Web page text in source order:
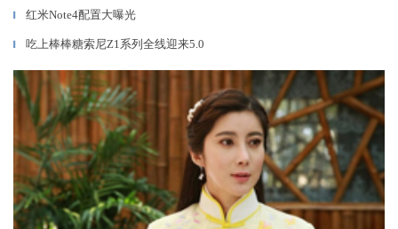
▎ 红米Note4配置大曝光
▎ 吃上棒棒糖索尼Z1系列全线迎来5.0